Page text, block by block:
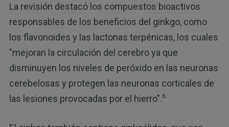
La revisión destacó los compuestos bioactivos
responsables de los beneficios del ginkgo, como
los flavonoides y las lactonas terpénicas, los cuales
"mejoran la circulación del cerebro ya que
disminuyen los niveles de peróxido en las neuronas
cerebelosas y protegen las neuronas corticales de
las lesiones provocadas por el hierro".6